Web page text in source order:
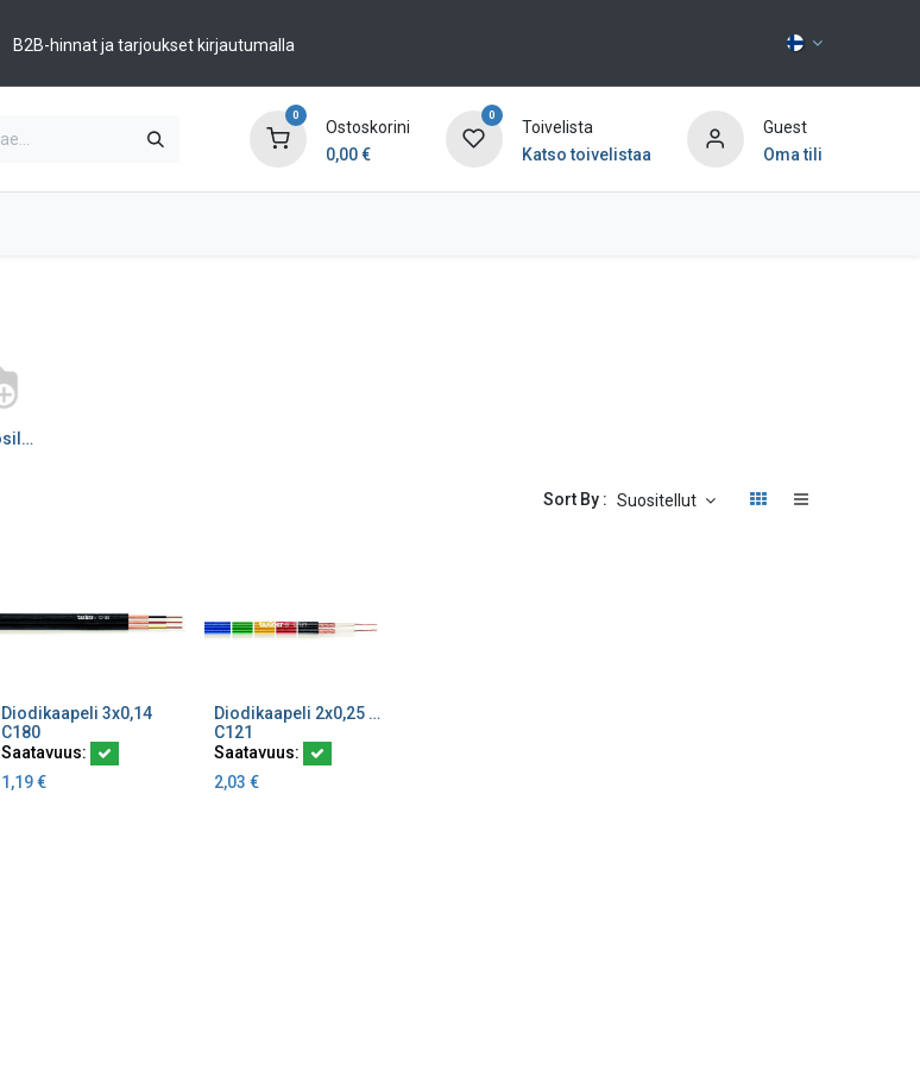
B2B-hinnat ja tarjoukset kirjautumalla
0
Ostoskorini
0,00€
0
Toivelista
Katso toivelistaa
Guest
Oma tili
Induktiosilmukka
Sort By : Suositellut
Lisää ostoskoriin
Diodikaapeli 3x0,14
C180
Saatavuus:
1,19€
Lisää ostoskoriinDiodikaapeli 2x0,25 mm² musta litteä audiokaapeli
C121
Saatavuus:
2,03 €